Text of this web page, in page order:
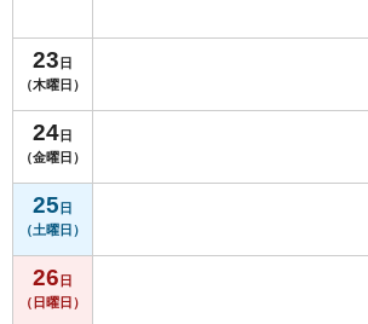
23 日
（木曜日）
24日
（金曜日）
25 日
（土曜日）
26 日
（日曜日）